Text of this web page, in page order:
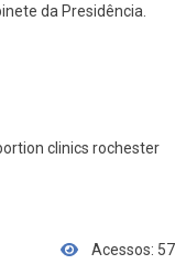
da Presidência.
clinics rochester
Acessos: 57